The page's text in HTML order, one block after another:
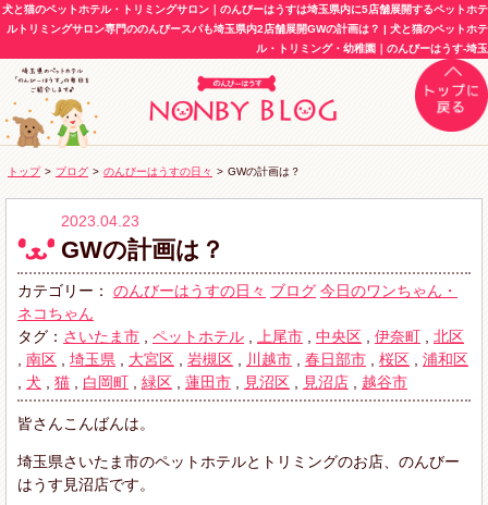
犬と猫のペットホテル・トリミングサロン｜のんびーはうすは埼玉県内に5店舗展開するペットホテ
ルトリミングサロン専門ののんびースパも埼玉県内2店舗展開GWの計画は？ | 犬と猫のペットホテ
ル・トリミング・幼稚園｜のんびーはうす-埼玉
トップ > ブログ > のんびーはうすの日々 > GWの計画は？
2023.04.23
GWの計画は？
カテゴリー： のんびーはうすの日々 ブログ 今日のワンちゃん・
ネコちゃん
タグ： さいたま市 ペットホテル 上尾市 中央区 伊奈町
北区
南区 埼玉県 大宮区 岩槻区 川越市 春日部市 桜区
浦和区
犬 猫 白岡町 緑区 蓮田市 見沼区 見沼店 越谷市
皆さんこんばんは。
埼玉県さいたま市のペットホテルとトリミングのお店、のんびー
はうす見沼店です。